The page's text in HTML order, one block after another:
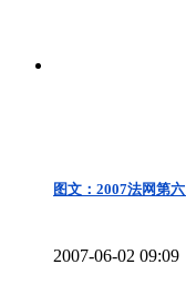
图文：2007法网第
2007-06-02 09:09